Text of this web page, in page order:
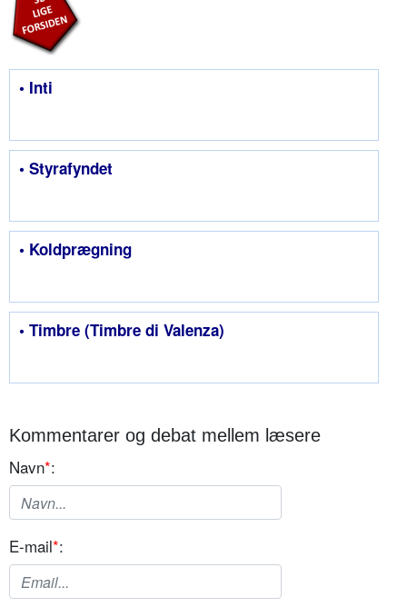
• Inti
• Styrafyndet
• Koldprægning
• Timbre (Timbre di Valenza)
Kommentarer og debat mellem læsere
Navn*:
E-mail*: